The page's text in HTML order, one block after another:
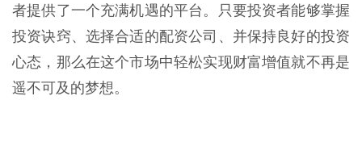
者提供了一个充满机遇的平台。只要投资者能够掌握
投资诀窍、选择合适的配资公司、并保持良好的投资
心态，那么在这个市场中轻松实现财富增值就不再是
遥不可及的梦想。